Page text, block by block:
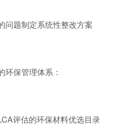
问题制定系统性整改方案
环保管理体系：
评估的环保材料优选目录